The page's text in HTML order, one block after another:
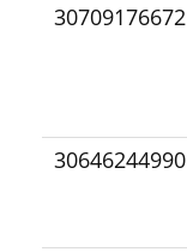
30709176672
30646244990